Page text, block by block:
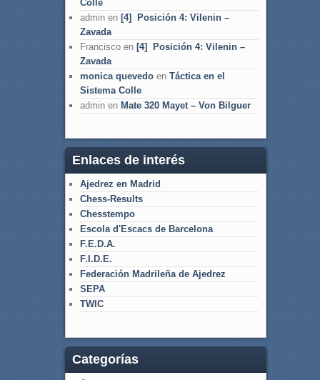
Colle
adminen [4] Posición 4: Vilenin –
Zavada
Franciscoen [4] Posición 4: Vilenin –
Zavada
monica quevedoen Táctica en el
Sistema Colle
adminen Mate 320 Mayet – Von Bilguer
Enlaces de interés
Ajedrez en Madrid
Chess-Results
Chesstempo
Escola d'Escacs de Barcelona
F.E.D.A.
F.I.D.E.
Federación Madrileña de Ajedrez
SEPA
TWIC
Categorías